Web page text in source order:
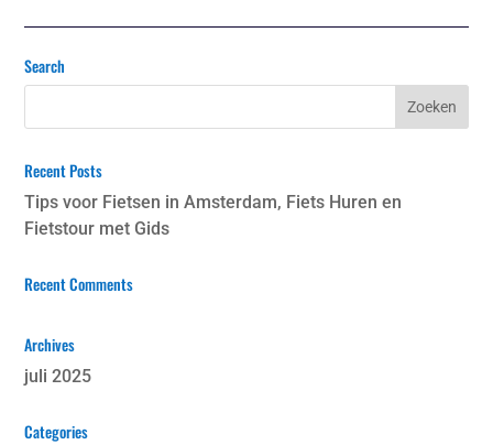
Search
Recent Posts
Tips voor Fietsen in Amsterdam, Fiets Huren en
Fietstour met Gids
Recent Comments
Archives
juli 2025
Categories